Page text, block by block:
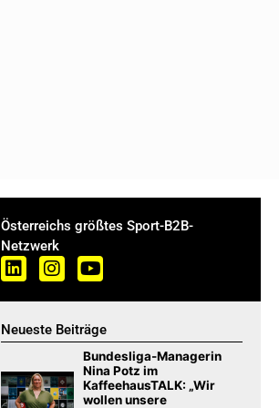
Österreichs größtes Sport-B2B-
Netzwerk
Neueste Beiträge
Bundesliga-Managerin
Nina Potz im
KaffeehausTALK: „Wir
wollen unsere